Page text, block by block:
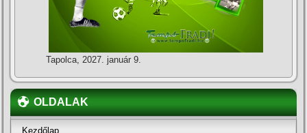
Tapolca, 2027. január 9.
OLDALAK
Kezdőlap